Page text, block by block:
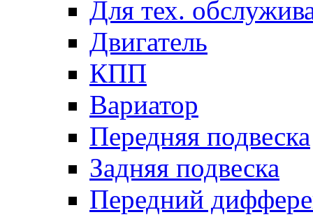
Для тех.
Двигатель
КПП
Вариатор
Передняя подвеска
Задняя подвеска
Передний